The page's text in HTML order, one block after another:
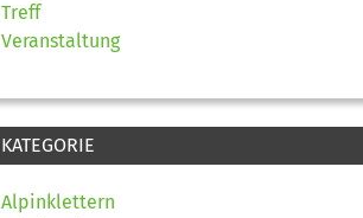
Treff
Veranstaltung
KATEGORIE
Alpinklettern